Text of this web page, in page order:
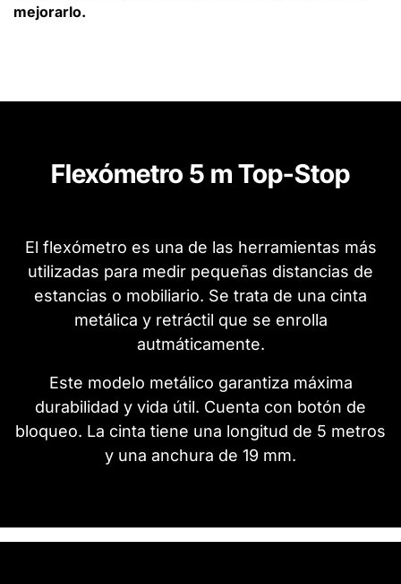
mejorarlo.
Flexómetro 5 m Top-Stop
El flexómetro es una de las herramientas más
utilizadas para medir pequeñas distancias de
estancias o mobiliario. Se trata de una cinta
metálica y retráctil que se enrolla
autmáticamente.
Este modelo metálico garantiza máxima
durabilidad y vida útil. Cuenta con botón de
bloqueo. La cinta tiene una longitud de 5 metros
y una anchura de 19 mm.